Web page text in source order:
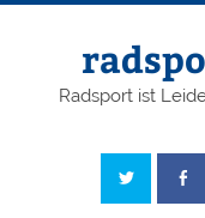
Radsport ist